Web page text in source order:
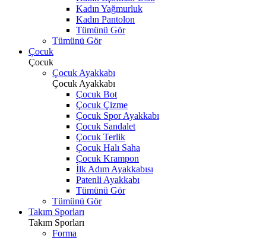
Kadın Yağmurluk
Kadın Pantolon
Tümünü Gör
Tümünü Gör
Çocuk
Çocuk
Çocuk Ayakkabı
Çocuk Ayakkabı
Çocuk Bot
Çocuk Çizme
Çocuk Spor Ayakkabı
Çocuk Sandalet
Çocuk Terlik
Çocuk Halı Saha
Çocuk Krampon
İlk Adım Ayakkabısı
Patenli Ayakkabı
Tümünü Gör
Tümünü Gör
Takım Sporları
Takım Sporları
Forma